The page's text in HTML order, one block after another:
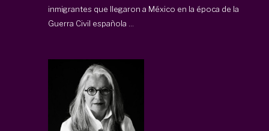
inmigrantes que llegaron a México en la época de la
Guerra Civil española ...